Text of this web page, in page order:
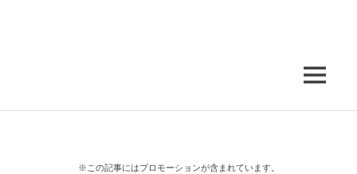
MENU
※この記事にはプロモーションが含まれています。